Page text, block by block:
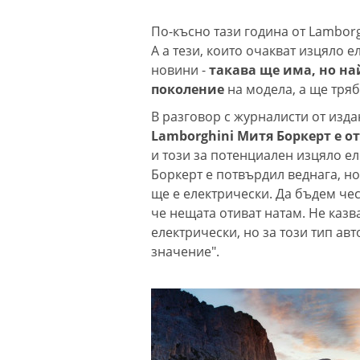
По-късно тази година от
А а тези, които очакват изцяло
новини -такава ще има, но
поколение на модела, а ще
В разговор с журналисти от
Lamborghini Митя Боркерт е
и този за потенциален изцяло
Боркерт е потвърдил веднага,
ще е електрически. Да бъдем
че нещата отиват натам. Не
електрически, но за този тип
значение".